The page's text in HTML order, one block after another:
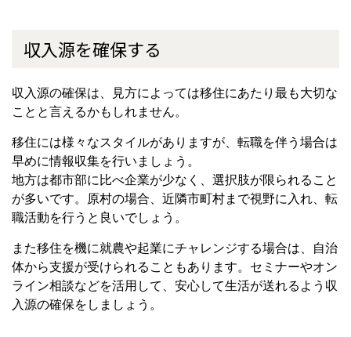
収入源を確保する
収入源の確保は、見方によっては移住にあたり最も大切な
ことと言えるかもしれません。
移住には様々なスタイルがありますが、転職を伴う場合は
早めに情報収集を行いましょう。
地方は都市部に比べ企業が少なく、選択肢が限られること
が多いです。原村の場合、近隣市町村まで視野に入れ、転
職活動を行うと良いでしょう。
また移住を機に就農や起業にチャレンジする場合は、自治
体から支援が受けられることもあります。セミナーやオン
ライン相談などを活用して、安心して生活が送れるよう収
入源の確保をしましょう。